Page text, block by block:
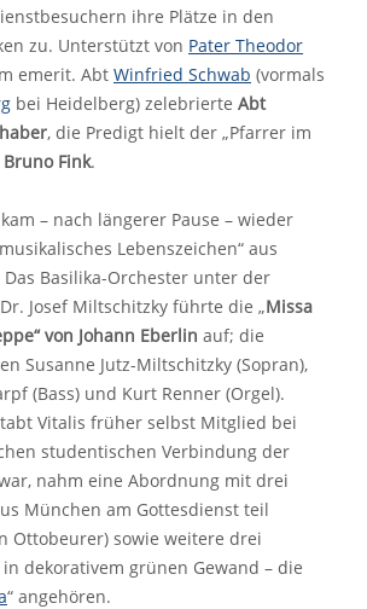
ihre Plätze in den
zu. Unterstützt von Pater Theodor
emerit. Abt Winfried Schwab (vormals
bei Heidelberg) zelebrierte Abt
, die Predigt hielt der „Pfarrer im
Bruno Fink.
– nach längerer Pause – wieder
Lebenszeichen“ aus
Basilika-Orchester unter der
Josef Miltschitzky führte die „Missa
von Johann Eberlin auf; die
Susanne Jutz-Miltschitzky (Sopran),
(Bass) und Kurt Renner (Orgel).
Vitalis früher selbst Mitglied bei
studentischen Verbindung der
nahm eine Abordnung mit drei
München am Gottesdienst teil
Ottobeurer) sowie weitere drei
dekorativem grünen Gewand – die
“ angehören.